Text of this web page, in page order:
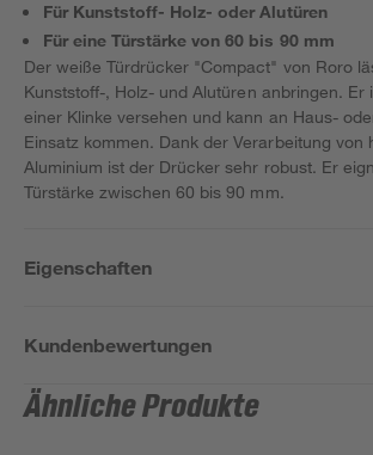
Für Kunststoff- Holz- oder Alutüren
Für eine Türstärke von 60 bis 90 mm
Der weiße Türdrücker "Compact" von Roro
Kunststoff-, Holz- und Alutüren anbringen. Er
einer Klinke versehen und kann an Haus-
Einsatz kommen. Dank der Verarbeitung von
Aluminium ist der Drücker sehr robust. Er
Türstärke zwischen 60 bis 90 mm.
Eigenschaften
Kundenbewertungen
Ähnliche Produkte